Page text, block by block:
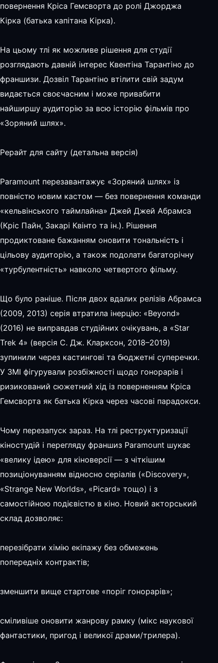
повернення Кріса Гемсворта до ролі Джорджа
Кірка (батька капітана Кірка).
На цьому тлі як можливе рішення для студії
розглядають давній інтерес Квентіна Тарантіно до
франшизи. Дозвіл Тарантіно втілити свій задум
видається своєчасним і може привабити
найширшу аудиторію за всю історію фільмів про
«Зоряний шлях».
Рерайт для сайту (детальна версія)
Paramount перезавантажує «Зоряний шлях» із
повністю новим кастом — без повернення команди
«кельвінського таймлайна» Джей Джей Абрамса
(Кріс Пайн, Закарі Квінто та ін.). Рішення
продиктоване бажанням оновити тональність і
цільову аудиторію, а також подолати багаторічну
«турбулентність» навколо четвертого фільму.
Що було раніше. Після двох вдалих релізів Абрамса
(2009, 2013) серія втратила інерцію: «Beyond»
(2016) не виправдав студійних очікувань, а «Star
Trek 4» (версія С. Дж. Кларксон, 2018–2019)
зупинили через кастингові та бюджетні суперечки.
У ЗМІ фігурували розбіжності щодо гонорарів і
ризикований сюжетний хід із поверненням Кріса
Гемсворта як батька Кірка через часові парадокси.
Чому перезапуск зараз. На тлі реструктуризації
кіностудій і перегляду франшиз Paramount шукає
«велику ідею» для кіноверсії — з чіткішим
позиціонуванням відносно серіалів («Discovery»,
«Strange New Worlds», «Picard» тощо) і з
самостійною подієвістю в кіно. Новий акторський
склад дозволяє:
перезібрати хімію екіпажу без обмежень
попередніх контрактів;
зменшити вище стартове «поріг гонорарів»;
сміливіше оновити жанрову рамку (мікс наукової
фантастики, пригод і великої драми/трилера).